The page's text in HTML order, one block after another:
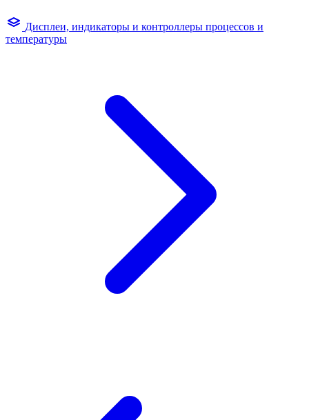
Дисплеи, индикаторы и контроллеры процессов и
температуры